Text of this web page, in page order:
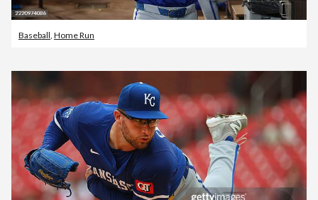
Baseball Home Run